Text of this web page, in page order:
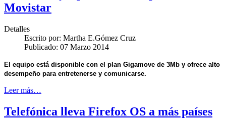
Movistar
Detalles
Escrito por: Martha E.Gómez Cruz
Publicado: 07 Marzo 2014
El equipo está disponible con el plan Gigamove de 3Mb y ofrece alto
desempeño para entretenerse y comunicarse.
Leer más…
Telefónica lleva Firefox OS a más países